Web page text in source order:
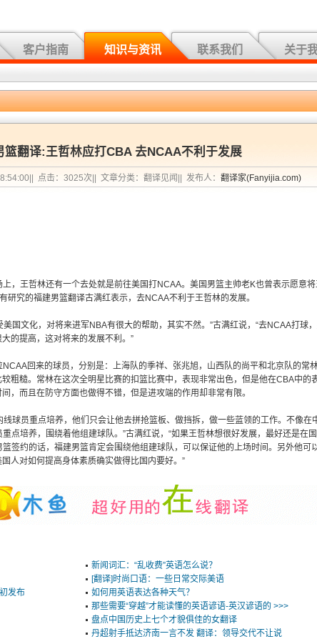
客户指南 知识与资讯 联系我们 关于
篮翻译:王哲林应打CBA 去NCAA不利于发展
点击：3025次|| 文章分类：翻译见闻|| 发布人： 翻译家(Fanyijia.com)
，王哲林还有一个去处就是前往美国打NCAA。美国男篮主帅老K也曾表示愿意
研究的福建男篮翻译古满红表示，去NCAA不利于王哲林的发展。
文化，对将来进军NBA有很大的帮助，其实不然。”古满红说，“去NCAA打球
的提高，这对将来的发展不利。”
回来的球员，分别是：上海队的季祥、张兆旭，山西队的尚平和北京队的常
粗糙。常林在这次全明星比赛的扣篮比赛中，表现非常出色，但是他在CBA中的
，而且在防守方面也做得不错，但是进攻端的作用却非常有限。
员重点培养，他们只会让他去拼抢篮板、做挡拆，做一些蓝领的工作。不像在
点培养，围绕着他组建球队。”古满红说，“如果王哲林想很好发展，最好还是在国
签约的话，福建男篮肯定会围绕他组建球队，可以保证他的上场时间。另外他可
人对如何提高身体素质确实做得比国内要好。”
新闻词汇：“乱收费”英语怎么说？
[翻译]时尚口语：一些日常交际美语
发布
如何用英语表达各种天气？
那些需要“穿越”才能读懂的英语谚语-英汉谚语的 >>>
盘点中国历史上七个才貌俱佳的女翻译
丹超射手抵达济南一言不发 翻译：领导交代不让说